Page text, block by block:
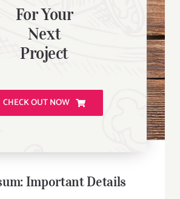
For Your
Next
Project
CHECK OUT NOW
Important Details